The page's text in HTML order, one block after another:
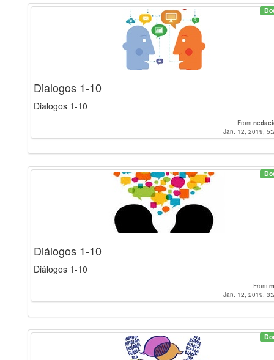
Dialogos 1-10
Dialogos 1-10
From
Jan. 12, 2019,
Diálogos 1-10
Diálogos 1-10
From
Jan. 12, 2019,